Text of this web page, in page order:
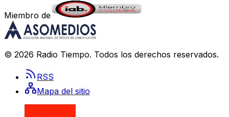
Miembro de
© 2026 Radio Tiempo. Todos los derechos reservados.
RSS
Mapa del sitio